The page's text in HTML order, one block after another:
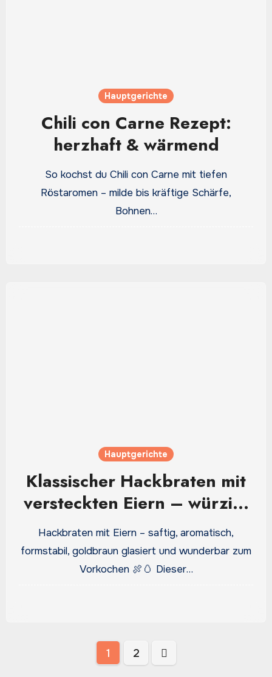
Hauptgerichte
Chili con Carne Rezept:
herzhaft & wärmend
So kochst du Chili con Carne mit tiefen
Röstaromen – milde bis kräftige Schärfe,
Bohnen…
Hauptgerichte
Klassischer Hackbraten mit
versteckten Eiern – würzig,
zart und schön in Scheiben
zu schneiden
Hackbraten mit Eiern – saftig, aromatisch,
formstabil, goldbraun glasiert und wunderbar zum
Vorkochen 🍖🥚 Dieser…
Seitennummerierung
1 2